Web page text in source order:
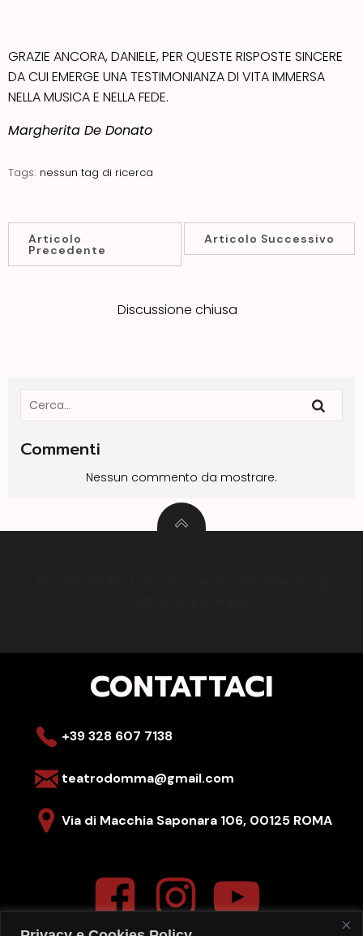
GRAZIE ANCORA, DANIELE, PER QUESTE RISPOSTE SINCERE
DA CUI EMERGE UNA TESTIMONIANZA DI VITA IMMERSA
NELLA MUSICA E NELLA FEDE.
Margherita De Donato
Tags: nessun tag di ricerca
Articolo
Precedente
Articolo Successivo
Discussione chiusa
Commenti
Nessun commento da mostrare.
CONTATTACI
+39 328 607 7138
teatrodomma@gmail.com
Via di Macchia Saponara 106, 00125 ROMA